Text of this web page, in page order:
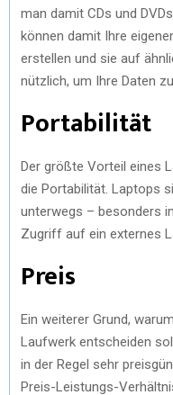
man damit CDs und
können damit Ihre
erstellen und sie auf
nützlich, um Ihre Daten
Portabilität
Der größte Vorteil eines
die Portabilität. Laptops
unterwegs – besonders
Zugriff auf ein externes
Preis
Ein weiterer Grund,
Laufwerk entscheiden
in der Regel sehr
Preis-Leistungs-